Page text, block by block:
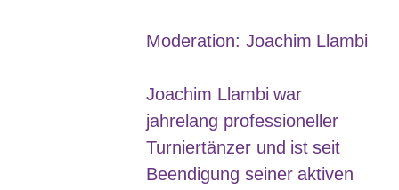
Moderation: Joachim Llambi
Joachim Llambi war
jahrelang professioneller
Turniertänzer und ist seit
Beendigung seiner aktiven